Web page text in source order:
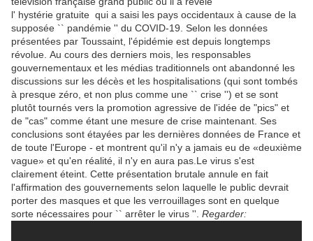
l' hystérie gratuite qui a saisi les pays occidentaux à cause de la
supposée `` pandémie '' du COVID-19. Selon les données
présentées par Toussaint, l'épidémie est depuis longtemps
révolue. Au cours des derniers mois, les responsables
gouvernementaux et les médias traditionnels ont abandonné les
discussions sur les décès et les hospitalisations (qui sont tombés
à presque zéro, et non plus comme une `` crise '') et se sont
plutôt tournés vers la promotion agressive de l'idée de "pics" et
de "cas" comme étant une mesure de crise maintenant. Ses
conclusions sont étayées par les dernières données de France et
de toute l'Europe - et montrent qu'il n'y a jamais eu de «deuxième
vague» et qu'en réalité, il n'y en aura pas. Le virus s'est
clairement éteint. Cette présentation brutale annule en fait
l'affirmation des gouvernements selon laquelle le public devrait
porter des masques et que les verrouillages sont en quelque
sorte nécessaires pour `` arrêter le virus ''. Regarder: